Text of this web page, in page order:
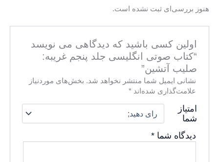
هنوز بررسی‌ای ثبت نشده است.
اولین کسی باشید که دیدگاهی می نویسد
“کتاب صوتی انگلیسی جلد پنجم غریبه:
صلیب آتشین”
نشانی ایمیل شما منتشر نخواهد شد.
بخش‌های موردنیاز
علامت‌گذاری شده‌اند *
امتیاز
شما
دیدگاه شما *